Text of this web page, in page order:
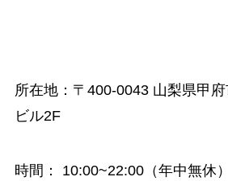
所在地：〒400-0043 山梨県甲
ビル2F
時間 ： 10:00~22:00（年中無休）